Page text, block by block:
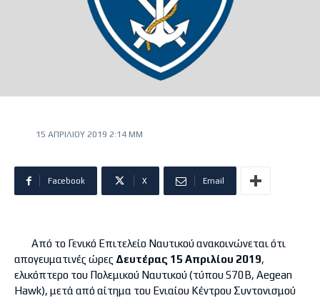
15 ΑΠΡΙΛΊΟΥ 2019 2:14 ΜΜ
Facebook X Email
Από το Γενικό Επιτελείο Ναυτικού ανακοινώνεται ότι
απογευματινές ώρες Δευτέρας 15 Απριλίου 2019,
ελικόπτερο του Πολεμικού Ναυτικού (τύπου S70B, Aegean
Hawk), μετά από αίτημα του Ενιαίου Κέντρου Συντονισμού